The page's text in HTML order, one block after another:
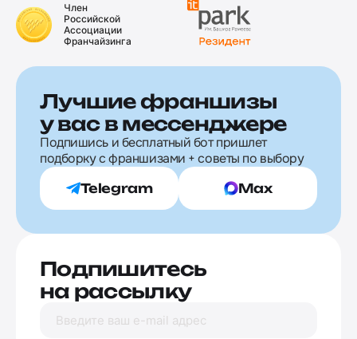
Член
Российской
Ассоциации
Франчайзинга
Лучшие франшизы
у вас в мессенджере
Подпишись и бесплатный бот пришлет
подборку с франшизами + советы по выбору
Telegram Max
Подпишитесь
на рассылку